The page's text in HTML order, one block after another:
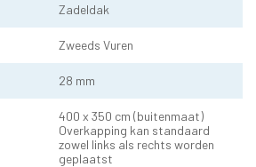
Zadeldak
Zweeds Vuren
28 mm
400 x 350 cm (buitenmaat)
Overkapping kan standaard
zowel links als rechts worden
geplaatst